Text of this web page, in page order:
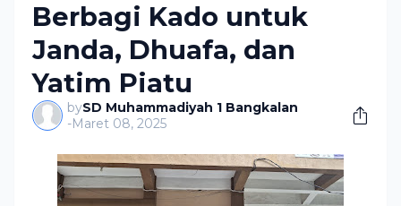
Berbagi Kado untuk
Janda, Dhuafa, dan
Yatim Piatu
bySD Muhammadiyah 1 Bangkalan
-Maret 08, 2025